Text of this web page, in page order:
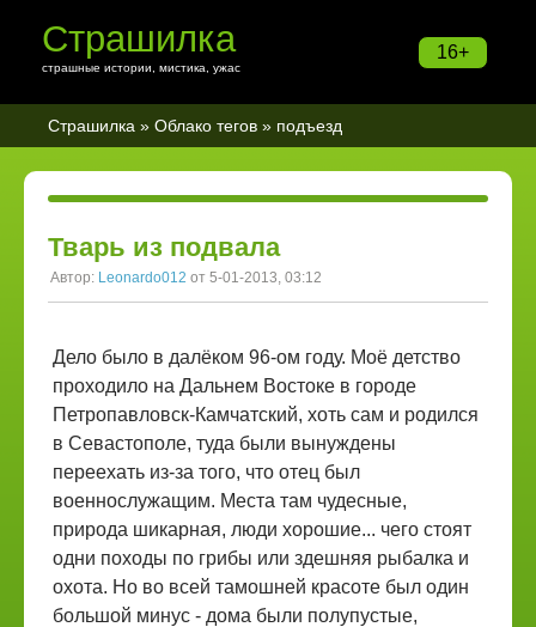
16+
Страшилка
страшные истории, мистика, ужас
Страшилка » Облако тегов » подъезд
Тварь из подвала
Автор: Leonardo012 от 5-01-2013, 03:12
Дело было в далёком 96-ом году. Моё детство
проходило на Дальнем Востоке в городе
Петропавловск-Камчатский, хоть сам и родился
в Севастополе, туда были вынуждены
переехать из-за того, что отец был
военнослужащим. Места там чудесные,
природа шикарная, люди хорошие... чего стоят
одни походы по грибы или здешняя рыбалка и
охота. Но во всей тамошней красоте был один
большой минус - дома были полупустые,